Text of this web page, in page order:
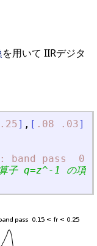
を用いて IIRデジタ
.25] , [ .08 .03]
pass
子 q=z^-1 の項で